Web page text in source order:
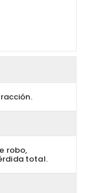
robo,
total.